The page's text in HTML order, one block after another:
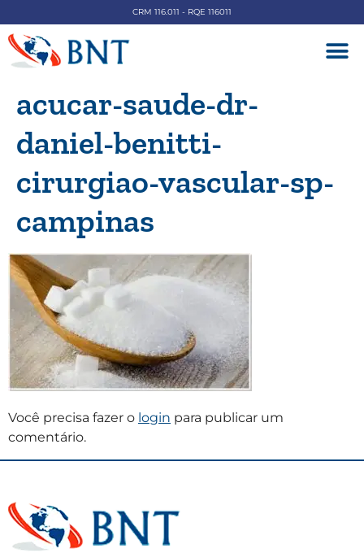
CRM 116.011 - RQE 116011
acucar-saude-dr-
daniel-benitti-
cirurgiao-vascular-sp-
campinas
Você precisa fazer o login para publicar um
comentário.